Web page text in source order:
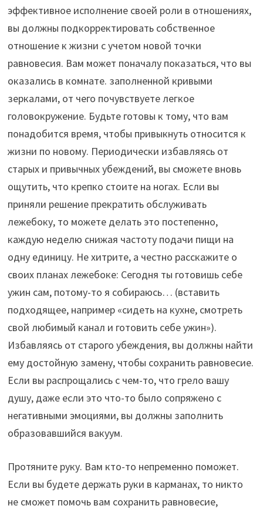
эффективное исполнение своей роли в отношениях,
вы должны подкорректировать собственное
отношение к жизни с учетом новой точки
равновесия. Вам может поначалу показаться, что вы
оказались в комнате. заполненной кривыми
зеркалами, от чего почувствуете легкое
головокружение. Будьте готовы к тому, что вам
понадобится время, чтобы привыкнуть относится к
жизни по новому. Периодически избавляясь от
старых и привычных убеждений, вы сможете вновь
ощутить, что крепко стоите на ногах. Если вы
приняли решение прекратить обслуживать
лежебоку, то можете делать это постепенно,
каждую неделю снижая частоту подачи пищи на
одну единицу. Не хитрите, а честно расскажите о
своих планах лежебоке: Сегодня ты готовишь себе
ужин сам, потому-то я собираюсь… (вставить
подходящее, например «сидеть на кухне, смотреть
свой любимый канал и готовить себе ужин»).
Избавляясь от старого убеждения, вы должны найти
ему достойную замену, чтобы сохранить равновесие.
Если вы распрощались с чем-то, что грело вашу
душу, даже если это что-то было сопряжено с
негативными эмоциями, вы должны заполнить
образовавшийся вакуум.
Протяните руку. Вам кто-то непременно поможет.
Если вы будете держать руки в карманах, то никто
не сможет помочь вам сохранить равновесие,